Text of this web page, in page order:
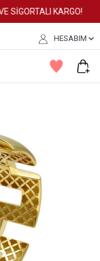
SİGORTALI KARGO!
HESABIM